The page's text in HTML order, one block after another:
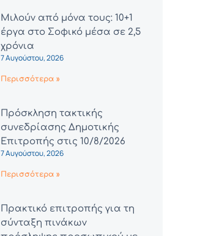
Μιλούν από μόνα τους: 10+1
έργα στο Σοφικό μέσα σε 2,5
χρόνια
7 Αυγούστου, 2026
Περισσότερα »
Πρόσκληση τακτικής
συνεδρίασης Δημοτικής
Επιτροπής στις 10/8/2026
7 Αυγούστου, 2026
Περισσότερα »
Πρακτικό επιτροπής για τη
σύνταξη πινάκων